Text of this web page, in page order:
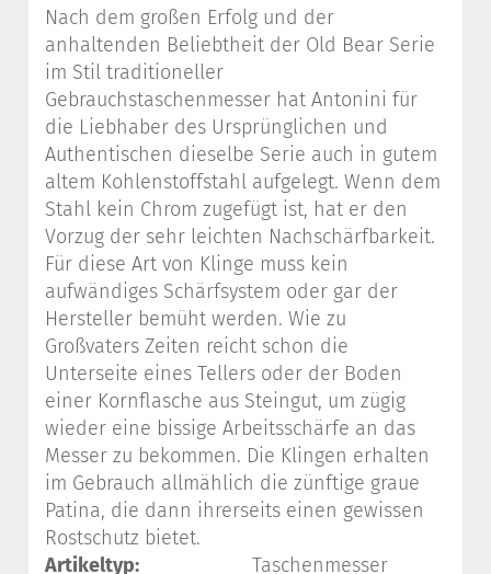
Nach dem großen Erfolg und der
anhaltenden Beliebtheit der Old Bear Serie
im Stil traditioneller
Gebrauchstaschenmesser hat Antonini für
die Liebhaber des Ursprünglichen und
Authentischen dieselbe Serie auch in gutem
altem Kohlenstoffstahl aufgelegt. Wenn dem
Stahl kein Chrom zugefügt ist, hat er den
Vorzug der sehr leichten Nachschärfbarkeit.
Für diese Art von Klinge muss kein
aufwändiges Schärfsystem oder gar der
Hersteller bemüht werden. Wie zu
Großvaters Zeiten reicht schon die
Unterseite eines Tellers oder der Boden
einer Kornflasche aus Steingut, um zügig
wieder eine bissige Arbeitsschärfe an das
Messer zu bekommen. Die Klingen erhalten
im Gebrauch allmählich die zünftige graue
Patina, die dann ihrerseits einen gewissen
Rostschutz bietet.
Artikeltyp:
Taschenmesser